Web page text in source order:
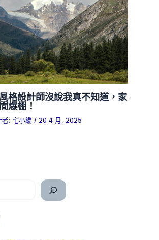
格設計師沒說我真不知道，家
爆棚！
: 宅小編/ 20 4 月, 2025